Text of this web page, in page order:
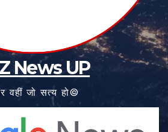
News UP
वहीं जो सत्य हो©